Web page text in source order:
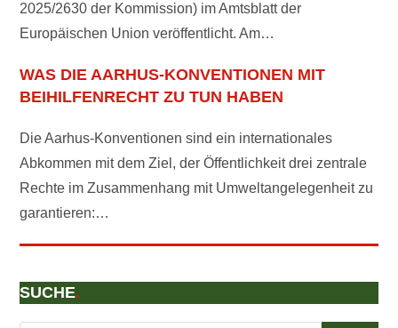
2025/2630 der Kommission) im Amtsblatt der
Europäischen Union veröffentlicht. Am…
WAS DIE AARHUS-KONVENTIONEN MIT
BEIHILFENRECHT ZU TUN HABEN
Die Aarhus-Konventionen sind ein internationales
Abkommen mit dem Ziel, der Öffentlichkeit drei zentrale
Rechte im Zusammenhang mit Umweltangelegenheit zu
garantieren:…
SUCHE.